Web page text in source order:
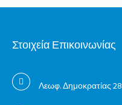
Στοιχεία Επικοινωνίας
Λεωφ. Δημοκρατίας 28